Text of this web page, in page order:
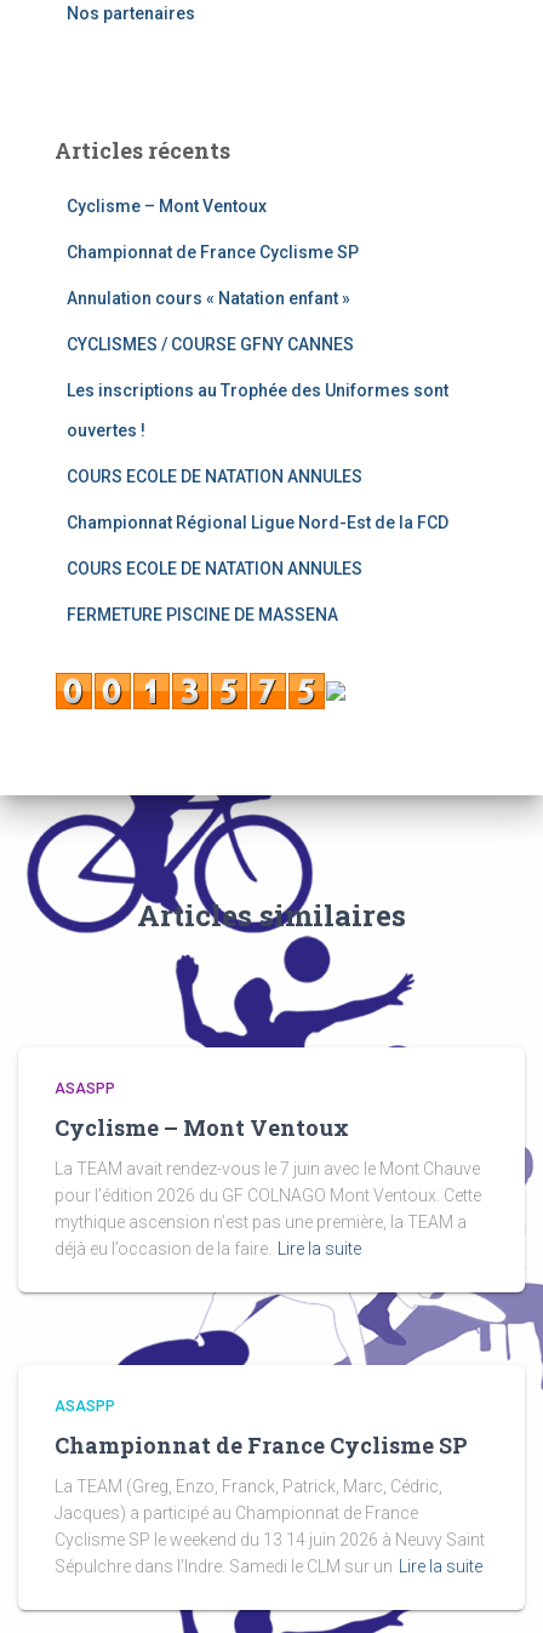
Nos partenaires
Articles récents
Cyclisme – Mont Ventoux
Championnat de France Cyclisme SP
Annulation cours « Natation enfant »
CYCLISMES / COURSE GFNY CANNES
Les inscriptions au Trophée des Uniformes sont
ouvertes !
COURS ECOLE DE NATATION ANNULES
Championnat Régional Ligue Nord-Est de la FCD
COURS ECOLE DE NATATION ANNULES
FERMETURE PISCINE DE MASSENA
Articles similaires
ASASPP
Cyclisme – Mont Ventoux
La TEAM avait rendez-vous le 7 juin avec le Mont Chauve
pour l’édition 2026 du GF COLNAGO Mont Ventoux. Cette
mythique ascension n’est pas une première, la TEAM a
déjà eu l’occasion de la faire.
Lire la suite
ASASPP
Championnat de France Cyclisme SP
La TEAM (Greg, Enzo, Franck, Patrick, Marc, Cédric,
Jacques) a participé au Championnat de France
Cyclisme SP le weekend du 13 14 juin 2026 à Neuvy Saint
Sépulchre dans l’Indre. Samedi le CLM sur un
Lire la suite